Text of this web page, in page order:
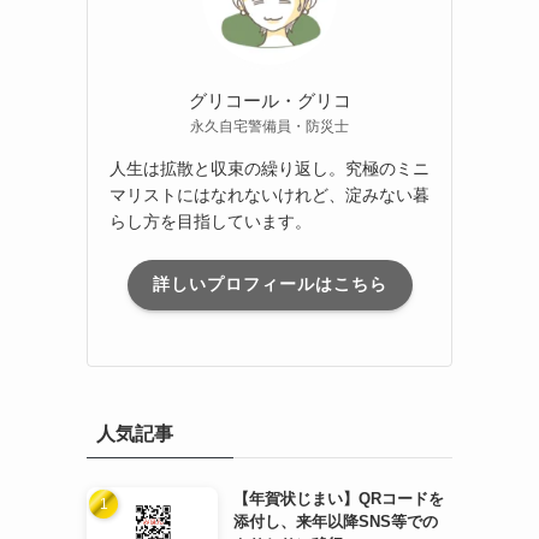
グリコール・グリコ
永久自宅警備員・防災士
人生は拡散と収束の繰り返し。究極のミニ
マリストにはなれないけれど、淀みない暮
らし方を目指しています。
詳しいプロフィールはこちら
人気記事
【年賀状じまい】QRコードを
添付し、来年以降SNS等での